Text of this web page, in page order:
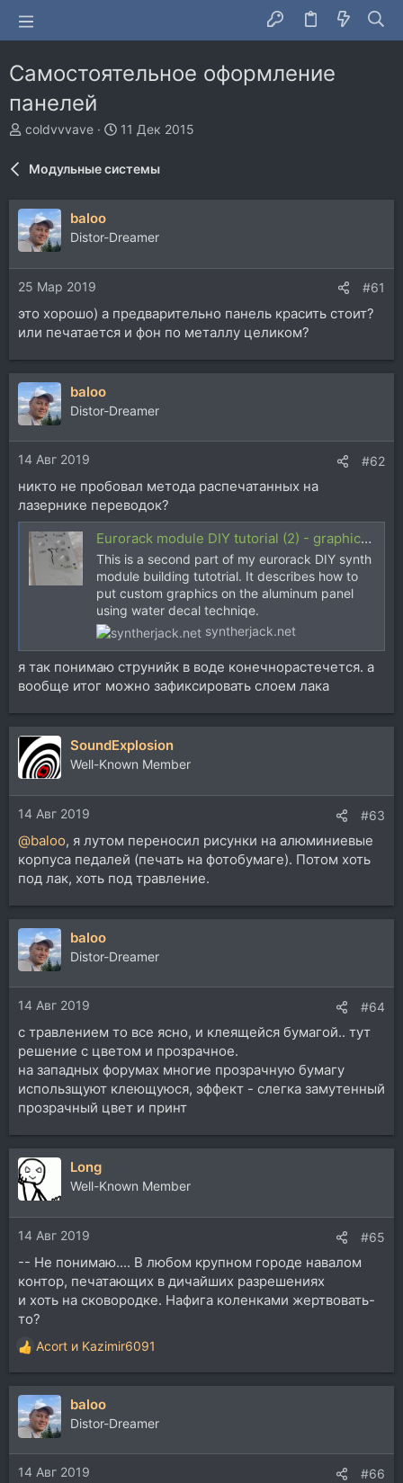
Самостоятельное оформление
панелей
А
т
р
т
е
м
coldvvvave
Д
н
11 Дек 2015
Модульные системы
baloo
Distor-Dreamer
25 Мар 2019 #61
это хорошо) а предварительно панель красить стоит?
или печатается и фон по металлу целиком?
baloo
Distor-Dreamer
14 Авг 2019 #62
никто не пробовал метода распечатанных на
лазернике переводок?
Eurorack module DIY tutorial (2) - graphics - SyntherJack
This is a second part of my eurorack DIY synth
module building tutotrial. It describes how to
put custom graphics on the aluminum panel
using water decal techniqe.
syntherjack.net
я так понимаю струнийк в воде конечнорастечется. а
вообще итог можно зафиксировать слоем лака
SoundExplosion
Well-Known Member
14 Авг 2019 #63
@baloo, я лутом переносил рисунки на алюминиевые
корпуса педалей (печать на фотобумаге). Потом хоть
под лак, хоть под травление.
baloo
Distor-Dreamer
14 Авг 2019 #64
с травлением то все ясно, и клеящейся бумагой.. тут
решение с цветом и прозрачное.
на западных форумах многие прозрачную бумагу
использщуют клеющуюся, эффект - слегка замутенный
прозрачный цвет и принт
Long
Well-Known Member
14 Авг 2019 #65
-- Не понимаю.... В любом крупном городе навалом
контор, печатающих в дичайших разрешениях
и хоть на сковородке. Нафига коленками жертвовать-
то?
Р
е
а
к
ц
и
и
:
Acort и Kazimir6091
baloo
Distor-Dreamer
14 Авг 2019 #66